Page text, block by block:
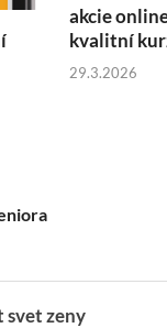
akcie
kvalitní
29.3.2026
svet zeny